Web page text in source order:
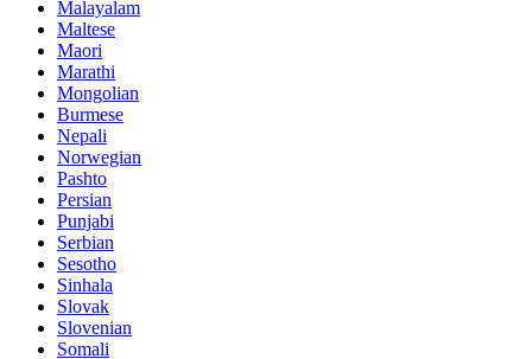
Malayalam
Maltese
Maori
Marathi
Mongolian
Burmese
Nepali
Norwegian
Pashto
Persian
Punjabi
Serbian
Sesotho
Sinhala
Slovak
Slovenian
Somali